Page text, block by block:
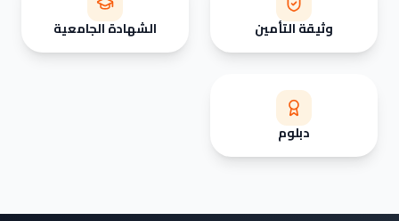
وثيقة التأمين الشهادة الجامعية
دبلوم